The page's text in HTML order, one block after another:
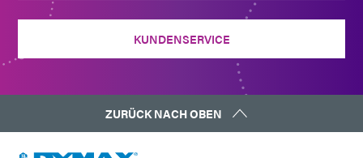
KUNDENSERVICE
ZURÜCK NACH OBEN